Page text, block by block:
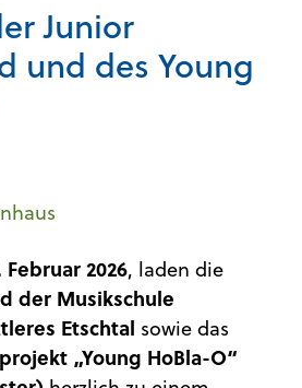
Junior
und des Young
2026, laden die
der Musikschule
Etschtal sowie das
„Young HoBla-O“